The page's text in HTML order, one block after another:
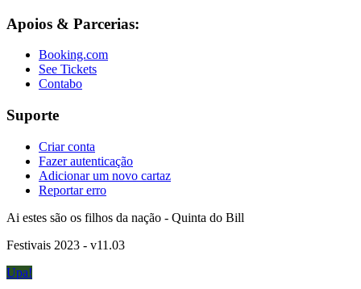
Apoios & Parcerias:
Booking.com
See Tickets
Contabo
Suporte
Criar conta
Fazer autenticação
Adicionar um novo cartaz
Reportar erro
Ai estes são os filhos da nação - Quinta do Bill
Festivais 2023 - v11.03
Upa!